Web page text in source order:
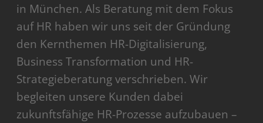
in München. Als Beratung mit dem Fokus
auf HR haben wir uns seit der Gründung
den Kernthemen HR-Digitalisierung,
Business Transformation und HR-
Strategieberatung verschrieben. Wir
begleiten unsere Kunden dabei
zukunftsfähige HR-Prozesse aufzubauen –